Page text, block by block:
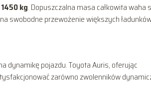
1450 kg. Dopuszczalna masa całkowita waha
swobodne przewożenie większych
dynamikę pojazdu. Toyota Auris, oferując
zarówno zwolenników